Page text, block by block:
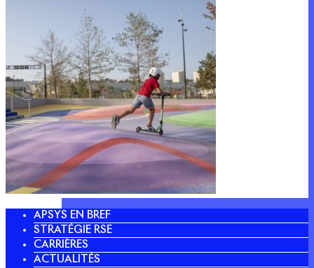
APSYS EN BREF
STRATÉGIE RSE
CARRIÈRES
ACTUALITÉS